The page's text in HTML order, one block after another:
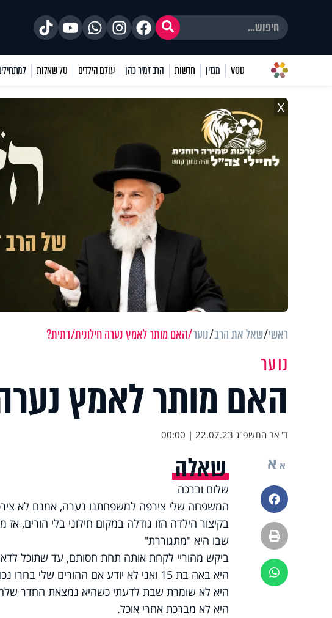
VOD מגזין חדשות הרב זמיר כהן עולם הילדים 70 שאלות
X
ראשי שאל את הרב נוער האם מותר לאמץ נערה חילונית/דתית?
נוער
האם מותר לאמץ
ד' אב התשפ"ג 22.07.23 | 00:00
א א
פייסבוק
הדפסה
ווטסאפ
שאלה
שלום וברכה
המשפחה שלי צירפה למשפחתנו נערה, אמנם לא
בקיצור הילדה הזו גודלה במקום חילוני בלי
שבו היא "מתגוררת"
ביקש מהוריי לקחת אותה תחת חסותם, עד שתוכל
היא באה בת 15 ואני לא יודע אם ההורים שלי בחרו נכון כשעשו זאת.
היא לא שומרת שבת לדעתי כשהיא נמצאת החדר
היא לא מברכת אחרי אוכל.